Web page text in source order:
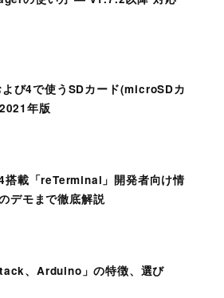
び4で使うSDカード(microSDカ
年版
搭載「reTerminal」開発者向け情
デモまで徹底解説
、Arduino」の特徴、選び